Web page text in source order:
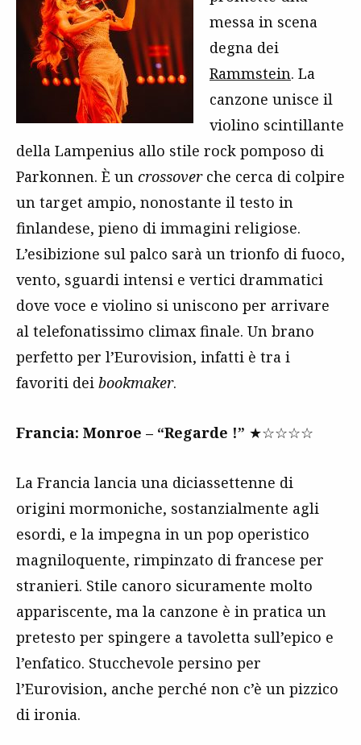
messa in scena
degna dei
Rammstein. La
canzone unisce il
violino scintillante
della Lampenius allo stile rock pomposo di
Parkonnen. È un crossoverche cerca di colpire
un target ampio, nonostante il testo in
finlandese, pieno di immagini religiose.
L’esibizione sul palco sarà un trionfo di fuoco,
vento, sguardi intensi e vertici drammatici
dove voce e violino si uniscono per arrivare
al telefonatissimo climax finale. Un brano
perfetto per l’Eurovision, infatti è tra i
favoriti dei bookmaker.
Francia: Monroe – “Regarde !” ★☆☆☆☆
La Francia lancia una diciassettenne di
origini mormoniche, sostanzialmente agli
esordi, e la impegna in un pop operistico
magniloquente, rimpinzato di francese per
stranieri. Stile canoro sicuramente molto
appariscente, ma la canzone è in pratica un
pretesto per spingere a tavoletta sull’epico e
l’enfatico. Stucchevole persino per
l’Eurovision, anche perché non c’è un pizzico
di ironia.